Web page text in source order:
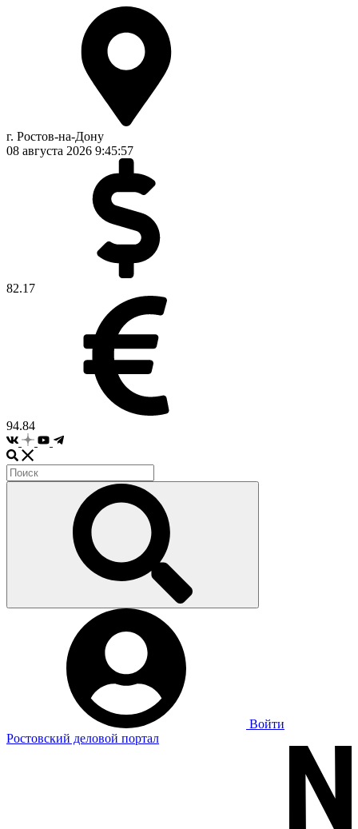
г. Ростов-на-Дону
08 августа 2026 9:45:58
82.17
94.84
Войти
Ростовский деловой портал